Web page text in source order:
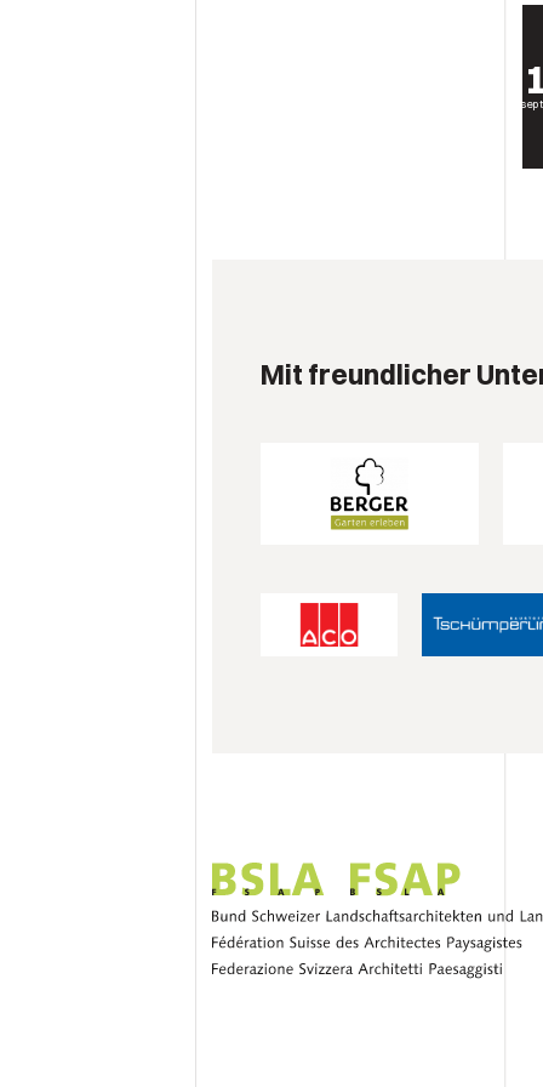
Mit freundlicher